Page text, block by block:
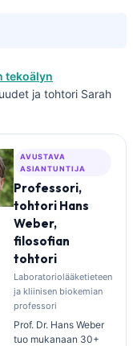
tekoälyn
ja tohtori Sarah
AVUSTAVA
ASIANTUNTIJA
Professori,
tohtori Hans
Weber,
filosofian
tohtori
Laboratoriolääketieteen
ja kliinisen biokemian
professori
Prof. Dr. Hans Weber
tuo mukanaan 30+